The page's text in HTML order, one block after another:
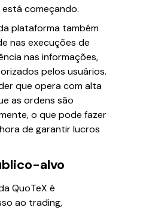
começando.
plataforma também
nas execuções de
nas informações,
pelos usuários.
que opera com alta
as ordens são
o que pode fazer
de garantir lucros
alvo
QuoTeX é
ao trading,